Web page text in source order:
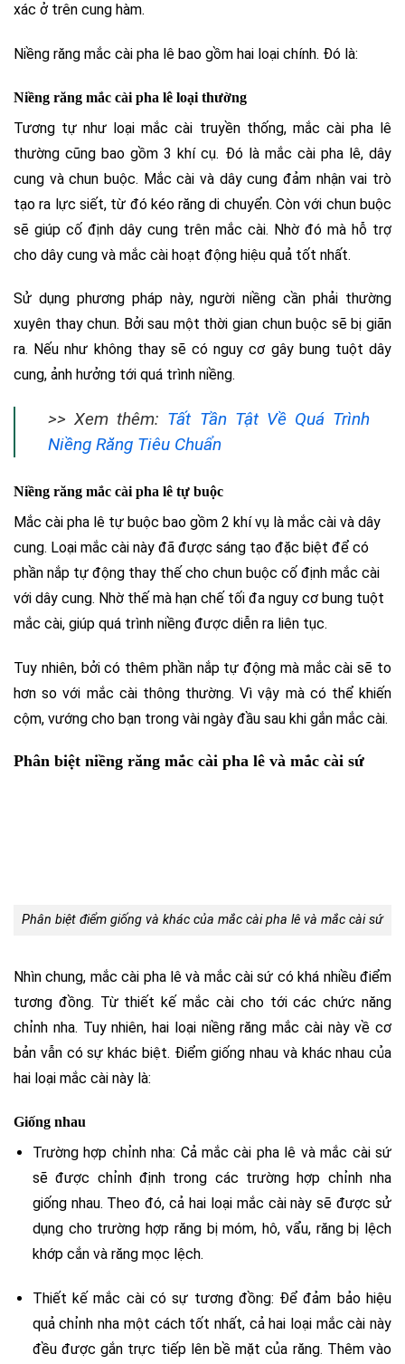
xác ở trên cung hàm.
Niềng răng mắc cài pha lê bao gồm hai loại chính. Đó là:
Niềng răng mắc cài pha lê loại thường
Tương tự như loại mắc cài truyền thống, mắc cài pha lê
thường cũng bao gồm 3 khí cụ. Đó là mắc cài pha lê, dây
cung và chun buộc. Mắc cài và dây cung đảm nhận vai trò
tạo ra lực siết, từ đó kéo răng di chuyển. Còn với chun buộc
sẽ giúp cố định dây cung trên mắc cài. Nhờ đó mà hỗ trợ
cho dây cung và mắc cài hoạt động hiệu quả tốt nhất.
Sử dụng phương pháp này, người niềng cần phải thường
xuyên thay chun. Bởi sau một thời gian chun buộc sẽ bị giãn
ra. Nếu như không thay sẽ có nguy cơ gây bung tuột dây
cung, ảnh hưởng tới quá trình niềng.
>> Xem thêm: Tất Tần Tật Về Quá Trình
Niềng Răng Tiêu Chuẩn
Niềng răng mắc cài pha lê tự buộc
Mắc cài pha lê tự buộc bao gồm 2 khí vụ là mắc cài và dây
cung. Loại mắc cài này đã được sáng tạo đặc biệt để có
phần nắp tự động thay thế cho chun buộc cố định mắc cài
với dây cung. Nhờ thế mà hạn chế tối đa nguy cơ bung tuột
mắc cài, giúp quá trình niềng được diễn ra liên tục.
Tuy nhiên, bởi có thêm phần nắp tự động mà mắc cài sẽ to
hơn so với mắc cài thông thường. Vì vậy mà có thể khiến
cộm, vướng cho bạn trong vài ngày đầu sau khi gắn mắc cài.
Phân biệt niềng răng mắc cài pha lê và mắc cài sứ
Phân biệt điểm giống và khác của mắc cài pha lê và mắc cài sứ
Nhìn chung, mắc cài pha lê và mắc cài sứ có khá nhiều điểm
tương đồng. Từ thiết kế mắc cài cho tới các chức năng
chỉnh nha. Tuy nhiên, hai loại niềng răng mắc cài này về cơ
bản vẫn có sự khác biệt. Điểm giống nhau và khác nhau của
hai loại mắc cài này là:
Giống nhau
Trường hợp chỉnh nha: Cả mắc cài pha lê và mắc cài sứ
sẽ được chỉnh định trong các trường hợp chỉnh nha
giống nhau. Theo đó, cả hai loại mắc cài này sẽ được sử
dụng cho trường hợp răng bị móm, hô, vẩu, răng bị lệch
khớp cắn và răng mọc lệch.
Thiết kế mắc cài có sự tương đồng: Để đảm bảo hiệu
quả chỉnh nha một cách tốt nhất, cả hai loại mắc cài này
đều được gắn trực tiếp lên bề mặt của răng. Thêm vào